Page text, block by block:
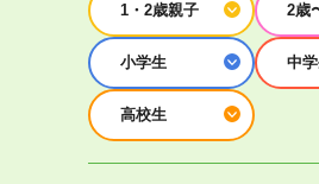
1・2歳親子 2歳
小学生 中
高校生